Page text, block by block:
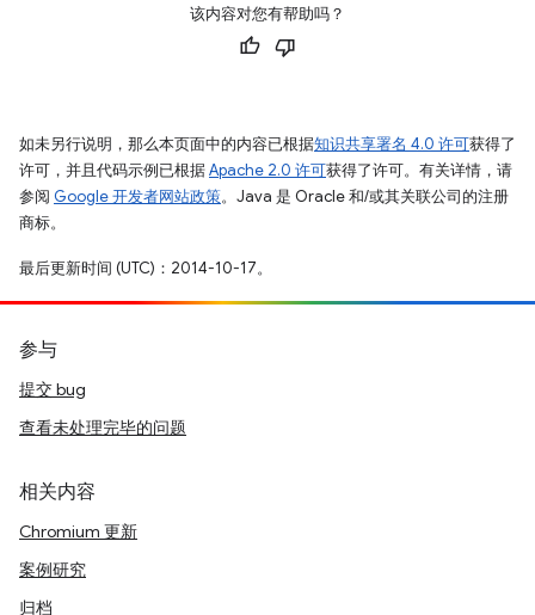
该内容对您有帮助吗？
如未另行说明，那么本页面中的内容已根据知识共享署名 4.0 许可获得了
许可，并且代码示例已根据Apache 2.0 许可获得了许可。有关详情，请
参阅 Google 开发者网站政策。Java 是 Oracle 和/或其关联公司的注册
商标。
最后更新时间 (UTC)：2014-10-17。
参与
提交 bug
查看未处理完毕的问题
相关内容
Chromium 更新
案例研究
归档